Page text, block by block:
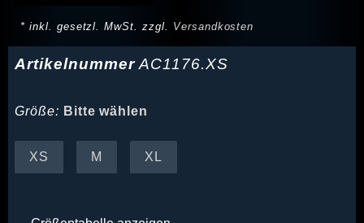
* inkl. gesetzl. MwSt. zzgl. Versandkosten
ArtikelnummerAC1176.XS
Größe: Bitte wählen
XS M XL